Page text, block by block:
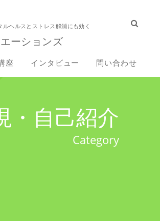
ヘルスとストレス解消にも効く
ーションズ
座 インタビュー 問い合わせ
・自己紹介
Category